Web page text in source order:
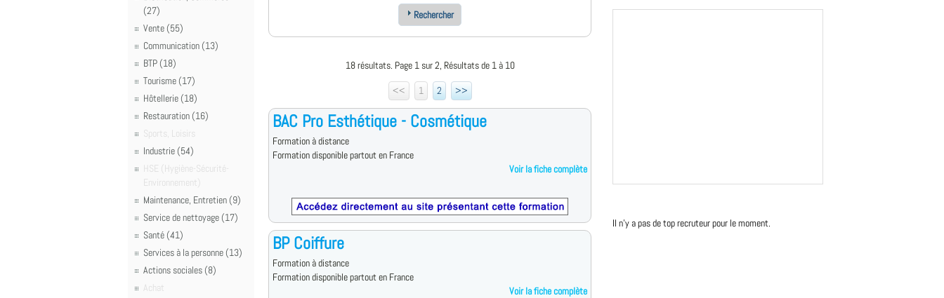
(27)
Vente (55)
Communication (13)
BTP (18)
Tourisme (17)
Hôtellerie (18)
Restauration (16)
Sports, Loisirs
Industrie (54)
HSE (Hygiène-Sécurité-
Environnement)
Maintenance, Entretien (9)
Service de nettoyage (17)
Santé (41)
Services à la personne (13)
Actions sociales (8)
Achat
Rechercher
18 résultats. Page 1 sur 2, Résultats de 1 à 10
<<
1 2 >>
BAC Pro Esthétique - Cosmétique
Formation à distance
Formation disponible partout en France
Voir la fiche complète
BP Coiffure
Formation à distance
Formation disponible partout en France
Voir la fiche complète
Il n'y a pas de top recruteur pour le moment.